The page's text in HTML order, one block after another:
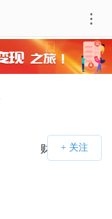
财经号APP